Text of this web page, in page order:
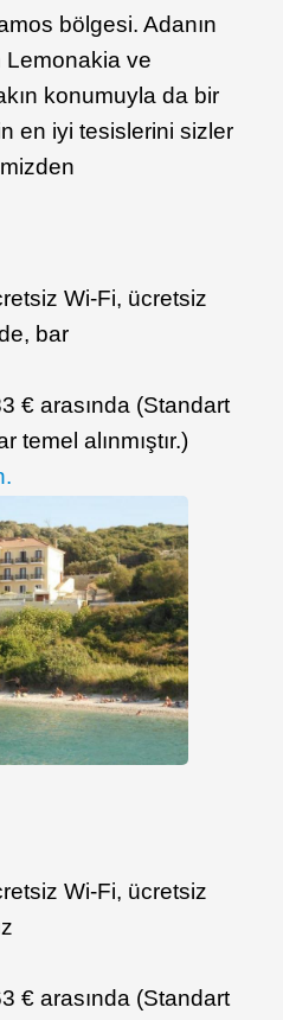
bölgesi. Adanın
Lemonakia ve
konumuyla da bir
en iyi tesislerini sizler
Wi-Fi, ücretsiz
bar
€ arasında (Standart
temel alınmıştır.)
Wi-Fi, ücretsiz
€ arasında (Standart